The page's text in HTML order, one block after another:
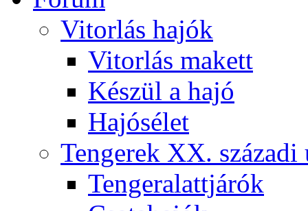
Vitorlás hajók
Vitorlás makett
Készül a hajó
Hajósélet
Tengerek XX. századi
Tengeralattjárók